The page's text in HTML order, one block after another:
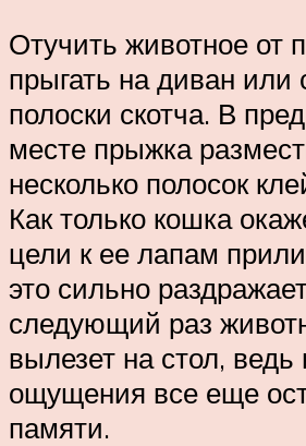
Отучить животное от
прыгать на диван или
полоски скотча. В
месте прыжка
несколько полосок
Как только кошка
цели к ее лапам
это сильно
следующий раз
вылезет на стол,
ощущения все еще
памяти.